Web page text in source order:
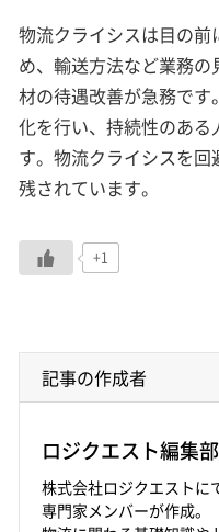
物流クライシスは目の
め、輸送方法など業務
材の待遇改善が急務です
化を行い、持続性のあ
す。物流クライシスを回
残されています。
+1
記事の作成者
ロジクエスト編集部
株式会社ロジクエストに
専門家メンバーが作成。